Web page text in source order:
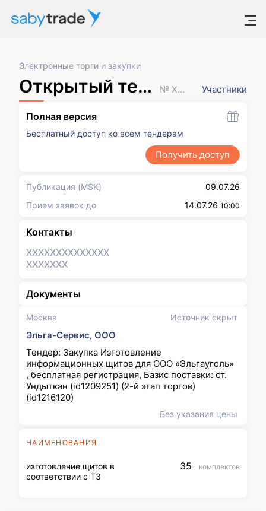
Электронные торги и закупки
Открытый тендер на закупку № XXXXXXX Участники
Москва Источник скрыт
Эльга-Сервис, ООО
Тендер: Закупка Изготовление
информационных щитов для ООО «Эльгауголь»
, бесплатная регистрация, Базис поставки: ст.
Ундыткан (id1209251) (2-й этап торгов)
(id1216120)
Без указания цены
НАИМЕНОВАНИЯ
изготовление щитов в
соответствии с ТЗ
35 комплектов
Полная версия
Бесплатный доступ ко всем тендерам
Получить доступ
Публикация (MSK)
09.07.26
Прием заявок до
14.07.26 10:00
Контакты
XXXXXXXXXXXXXX
XXXXXXX
Документы